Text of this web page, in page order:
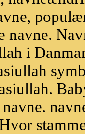
navne.
i